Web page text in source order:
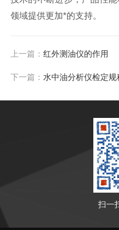
领域提供更加*的支持。
上一篇： 红外测油仪的作用
下一篇： 水中油分析仪检定规
扫一